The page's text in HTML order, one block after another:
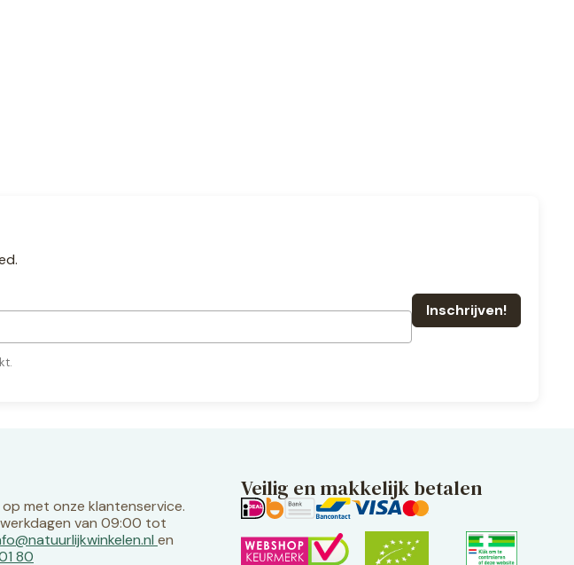
met onze klantenservice.
van 09:00 tot
en
80
Veilig en makkelijk betalen